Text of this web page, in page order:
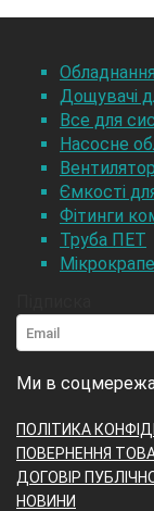
Дощувачі
Все для
Насосне
Ємкості
Фітинги
Труба ПЕТ
Ми в
ПОЛІТИКА
ПОВЕРНЕННЯ
ДОГОВІР
НОВИНИ